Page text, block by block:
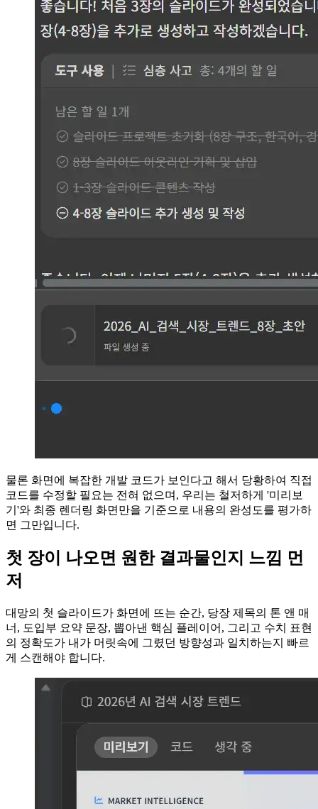
물론 화면에 복잡한 개발 코드가 보인다고 해서 당황하여 직접
코드를 수정할 필요는 전혀 없으며, 우리는 철저하게 '미리보
기'와 최종 렌더링 화면만을 기준으로 내용의 완성도를 평가하
면 그만입니다.
첫 장이 나오면 원한 결과물인지 느낌 먼
저
대망의 첫 슬라이드가 화면에 뜨는 순간, 당장 제목의 톤 앤 매
너, 도입부 요약 문장, 뽑아낸 핵심 플레이어, 그리고 수치 표현
의 정확도가 내가 머릿속에 그렸던 방향성과 일치하는지 빠르
게 스캔해야 합니다.